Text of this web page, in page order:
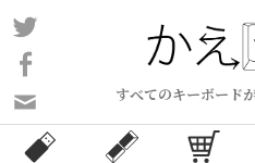
コ
ン
ン
ツ
すべてのキーボード
い
合